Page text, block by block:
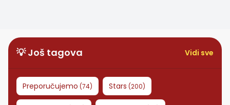
💡 Još tagova Vidi sve
Preporučujemo (74) Stars (200)